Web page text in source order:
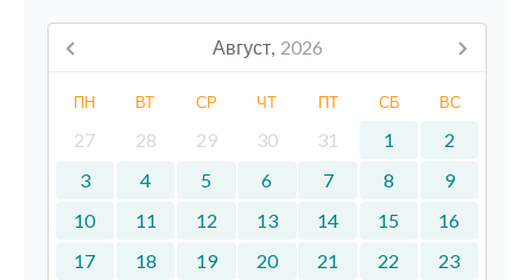
Август, 2026
ПН ВТ СР ЧТ ПТ СБ ВС
27 28 29 30 31 1
2
3
4 5 6 7 8
9
10
11 12 13 14 15
16
17
18 19 20 21 22
23